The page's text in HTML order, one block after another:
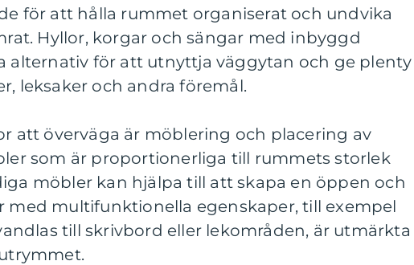
för att hålla rummet organiserat och undvika
Hyllor, korgar och sängar med inbyggd
alternativ för att utnyttja väggytan och ge plenty
leksaker och andra föremål.
att överväga är möblering och placering av
som är proportionerliga till rummets storlek
möbler kan hjälpa till att skapa en öppen och
med multifunktionella egenskaper, till exempel
till skrivbord eller lekområden, är utmärkta